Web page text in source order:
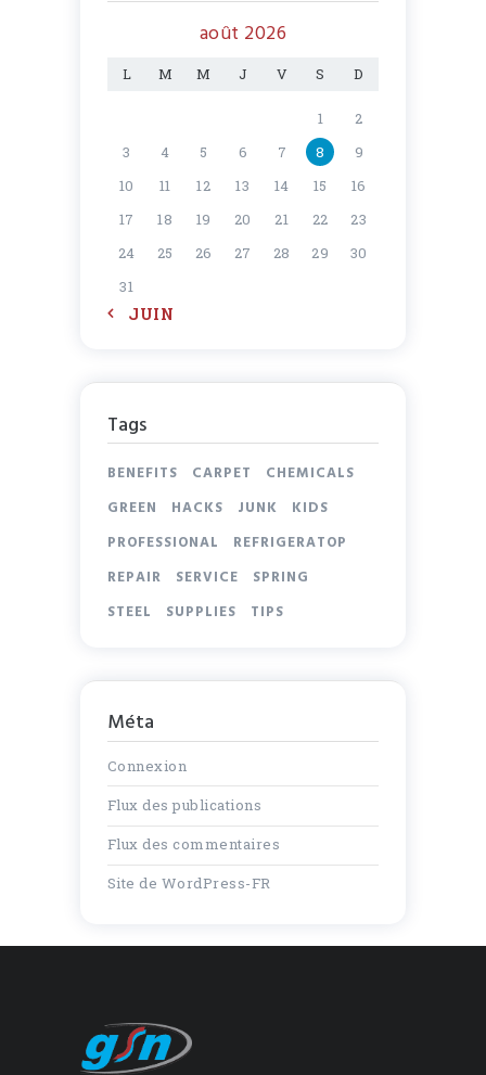
août 2026
L M M J V S D
1
2
3
4 5 6 7 8
9
10
11 12 13 14 15
16
17
18 19 20 21 22
23
24
25 26 27 28 29
30
31
« JUIN
Tags
BENEFITS CARPET
CHEMICALS
GREEN
HACKS JUNK
KIDS
PROFESSIONAL
REFRIGERATOP
REPAIR
SERVICE
SPRING
STEEL
SUPPLIES TIPS
Méta
Connexion
Flux des publications
Flux des commentaires
Site de WordPress-FR